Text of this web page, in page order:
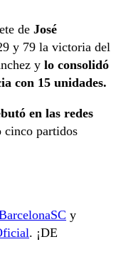
de José
y 79 la victoria del
y lo consolidó
con 15 unidades.
en las redes
cinco partidos
y
. ¡DE